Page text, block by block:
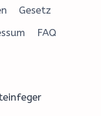
Gesetz
FAQ